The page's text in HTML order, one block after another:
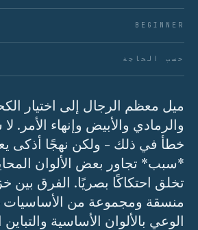
BEGINNER
حسب الحاجة
ميل معظم الرجال إلى اختيار
والرمادي والأبيض وإنهاء الأمر.
خطأ في ذلك - ولكن نهجًا أذكى
*سبب* تجاور بعض الألوان
تخلق احتكاكًا بصريًا. الفرق بين
منسقة ومجموعة من الأساسيات
الوعي بالألوان الأساسية